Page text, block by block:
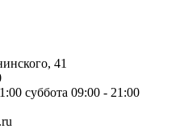
41
суббота 09:00 - 21:00